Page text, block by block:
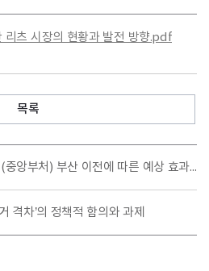
리츠 시장의 현황과 발전 방향.pdf
목록
해양수산부(중앙부처) 부산 이전에 따른 예상 효과 전망
격차’의 정책적 함의와 과제